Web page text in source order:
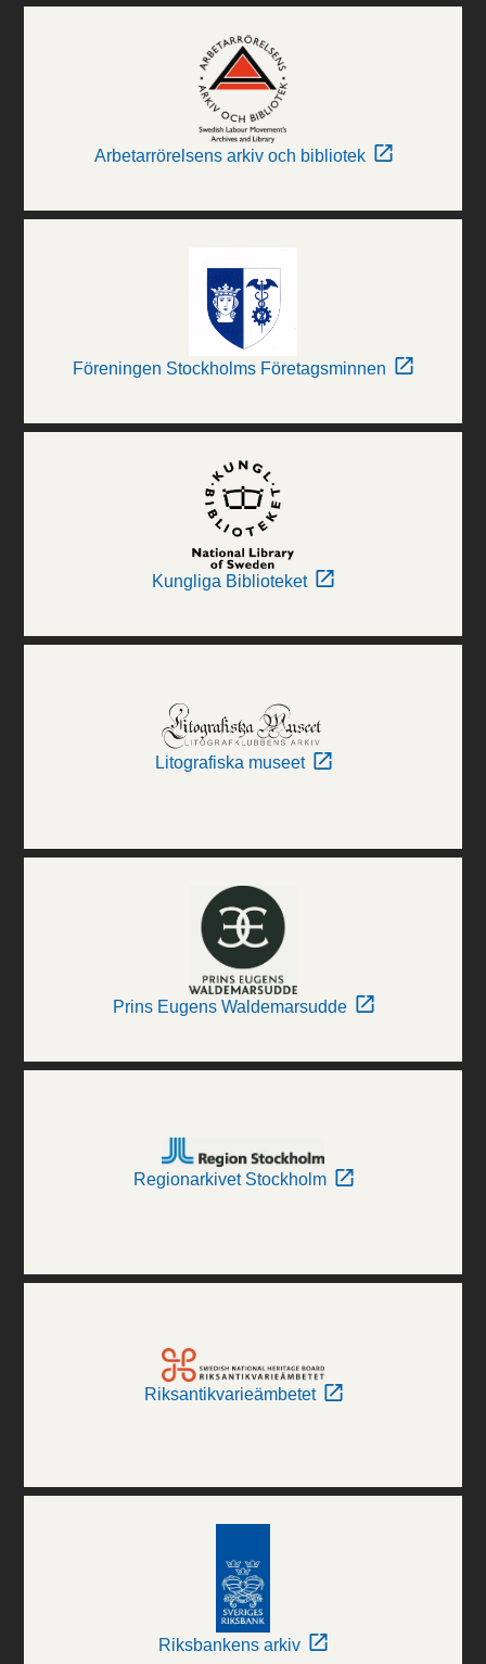
Arbetarrörelsens arkiv och bibliotek
Föreningen Stockholms Företagsminnen
Kungliga Biblioteket
Litografiska museet
Prins Eugens Waldemarsudde
Regionarkivet Stockholm
Riksantikvarieämbetet
Riksbankens arkiv